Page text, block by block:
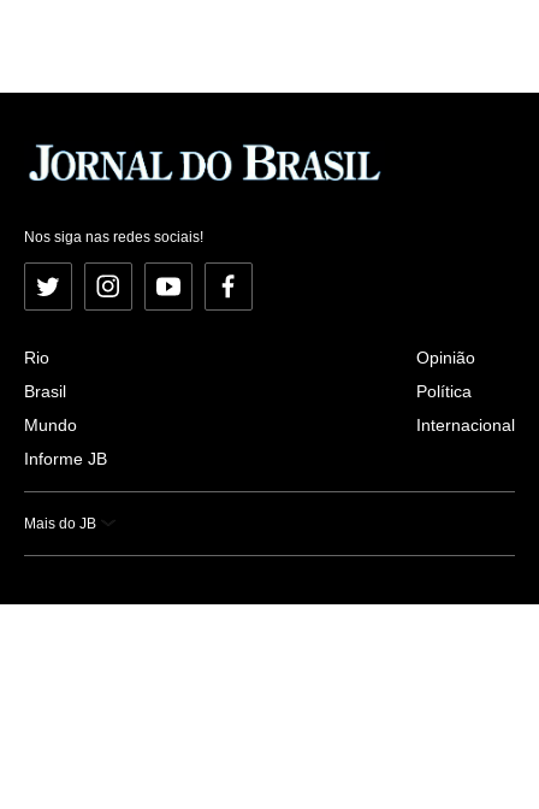
Nos siga nas redes sociais!
Twitter InstagramYouTubeFacebook
Rio
Brasil
Mundo
Informe JB
Opinião
Política
Internacional
Mais do JB
Esportes